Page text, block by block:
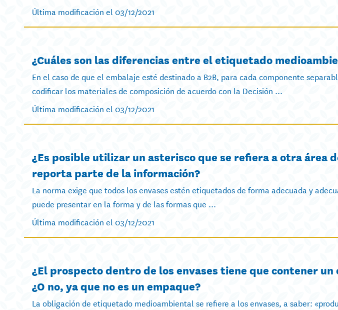
Última modificación el 03/12/2021
¿Cuáles son las diferencias entre el etiquetado
En el caso de que el embalaje esté destinado a B2B, para cada componente
codificar los materiales de composición de acuerdo con la Decisión ...
Última modificación el 03/12/2021
¿Es posible utilizar un asterisco que se refiera a otra área
reporta parte de la información?
La norma exige que todos los envases estén etiquetados de forma adecuada y
puede presentar en la forma y de las formas que ...
Última modificación el 03/12/2021
¿El prospecto dentro de los envases tiene que contener
¿O no, ya que no es un empaque?
La obligación de etiquetado medioambiental se refiere a los envases, a saber: